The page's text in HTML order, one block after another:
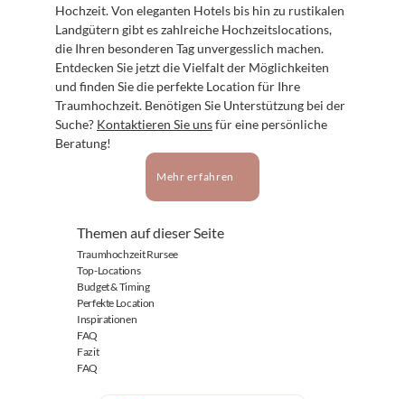
Hochzeit. Von eleganten Hotels bis hin zu rustikalen
Landgütern gibt es zahlreiche Hochzeitslocations,
die Ihren besonderen Tag unvergesslich machen.
Entdecken Sie jetzt die Vielfalt der Möglichkeiten
und finden Sie die perfekte Location für Ihre
Traumhochzeit. Benötigen Sie Unterstützung bei der
Suche? Kontaktieren Sie uns für eine persönliche
Beratung!
Mehr erfahren
Themen auf dieser Seite
Traumhochzeit Rursee
Top-Locations
Budget & Timing
Perfekte Location
Inspirationen
FAQ
Fazit
FAQ